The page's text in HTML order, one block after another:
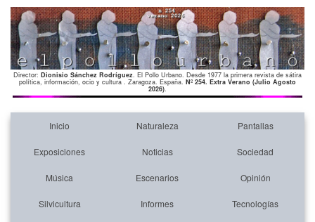
Director: Dionisio Sánchez Rodríguez. El Pollo Urbano. Desde 1977 la primera revista de sátira
política, información, ocio y cultura . Zaragoza. España. Nº 254. Extra Verano (Julio Agosto
2026).
Inicio Naturaleza Pantallas
Exposiciones Noticias Sociedad
Música Escenarios Opinión
Silvicultura Informes Tecnologías